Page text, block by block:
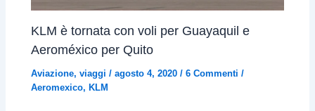
KLM è tornata con voli per Guayaquil e
Aeroméxico per Quito
Aviazione,viaggi /agosto 4, 2020/6 Commenti /
Aeromexico, KLM